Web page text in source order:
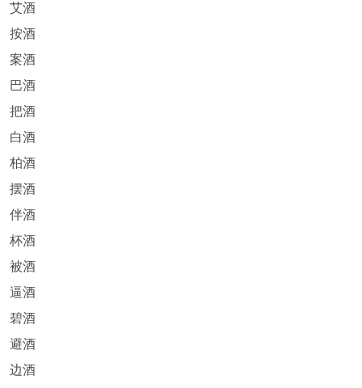
艾酒
按酒
案酒
巴酒
把酒
白酒
柏酒
摆酒
伴酒
杯酒
被酒
逼酒
碧酒
避酒
边酒